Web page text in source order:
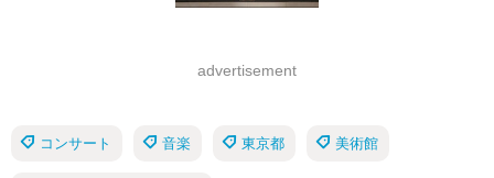
advertisement
コンサート 音楽 東京都 美術館